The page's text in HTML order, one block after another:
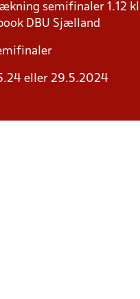
semifinaler 1.12
DBU Sjælland
eller 29.5.2024